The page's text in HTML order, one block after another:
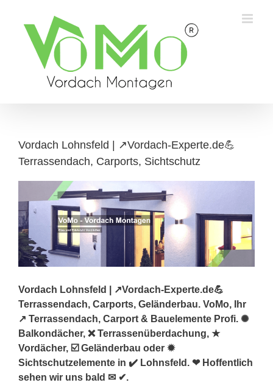
content
Vordach Lohnsfeld | ↗️Vordach-Experte.de💪
Terrassendach, Carports, Sichtschutz
Vordach Lohnsfeld | ↗️Vordach-Experte.de💪
Terrassendach, Carports, Geländerbau. VoMo, Ihr
↗️ Terrassendach, Carport & Bauelemente Profi. ✺
Balkondächer, ❌ Terrassenüberdachung, ★
Vordächer, ☑️ Geländerbau oder ✹
Sichtschutzelemente in ✔️ Lohnsfeld. ❤ Hoffentlich
sehen wir uns bald ✉ ✔.